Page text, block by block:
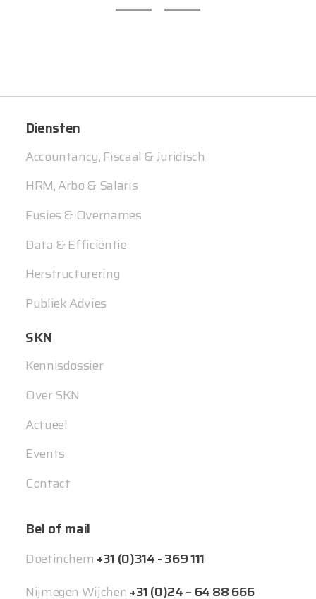
Diensten
Accountancy, Fiscaal & Juridisch
HRM, Arbo & Salaris
Fusies & Overnames
Data & Efficiëntie
Herstructurering
Publiek Advies
SKN
Kennisdossier
Over SKN
Actueel
Events
Contact
Bel of mail
Doetinchem +31 (0)314 - 369 111
Nijmegen Wijchen +31 (0)24 – 64 88 666